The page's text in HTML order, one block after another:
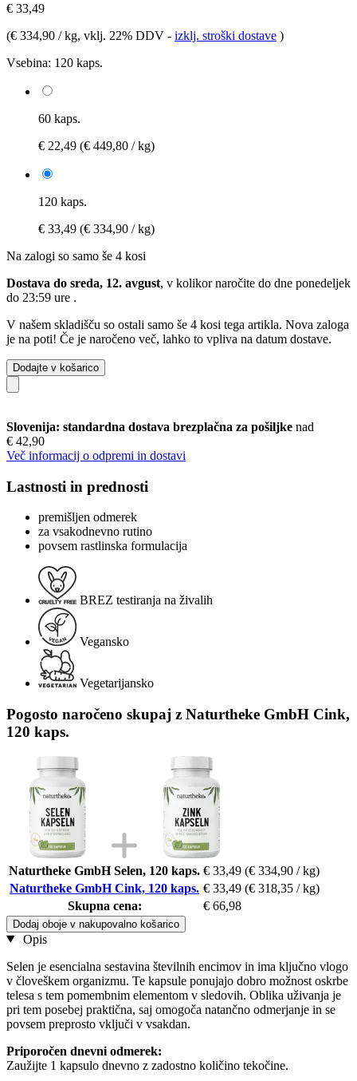
€ 33,49
(€ 334,90 / kg, vklj. 22% DDV - izklj. stroški dostave )
Vsebina: 120 kaps.
60 kaps.
€ 22,49 (€ 449,80 / kg)
120 kaps.
€ 33,49 (€ 334,90 / kg)
Na zalogi so samo še 4 kosi
Dostava do sreda, 12. avgust, v kolikor naročite do dne ponedeljek
do 23:59 ure .
V našem skladišču so ostali samo še 4 kosi tega artikla. Nova zaloga
je na poti! Če je naročeno več, lahko to vpliva na datum dostave.
Dodajte v košarico
Slovenija: standardna dostava brezplačna za pošiljke nad
€ 42,90
Več informacij o odpremi in dostavi
Lastnosti in prednosti
premišljen odmerek
za vsakodnevno rutino
povsem rastlinska formulacija
BREZ testiranja na živalih
Vegansko
Vegetarijansko
Pogosto naročeno skupaj z Naturtheke GmbH Cink,
120 kaps.
Naturtheke GmbH Selen, 120 kaps. € 33,49 (€ 334,90 / kg)
Naturtheke GmbH Cink, 120 kaps. € 33,49 (€ 318,35 / kg)
Skupna cena:
€ 66,98
Dodaj oboje v nakupovalno košarico
Opis
Selen je esencialna sestavina številnih encimov in ima ključno vlogo
v človeškem organizmu. Te kapsule ponujajo dobro možnost oskrbe
telesa s tem pomembnim elementom v sledovih. Oblika uživanja je
pri tem posebej praktična, saj omogoča natančno odmerjanje in se
povsem preprosto vključi v vsakdan.
Priporočen dnevni odmerek:
Zaužijte 1 kapsulo dnevno z zadostno količino tekočine.